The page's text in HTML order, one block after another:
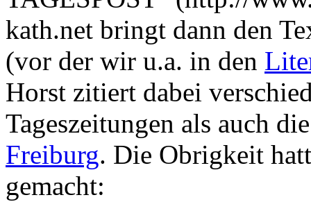
kath.net bringt dann den
(vor der wir u.a. in den
Horst zitiert dabei
Tageszeitungen als auch
Freiburg. Die Obrigkeit
gemacht: